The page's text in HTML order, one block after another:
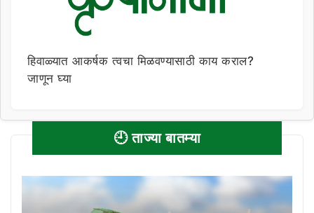
हिवाळ्यात आकर्षक त्वचा मिळवण्यासाठी काय कराल?
जाणून घ्या
🕘 ताज्या बातम्या